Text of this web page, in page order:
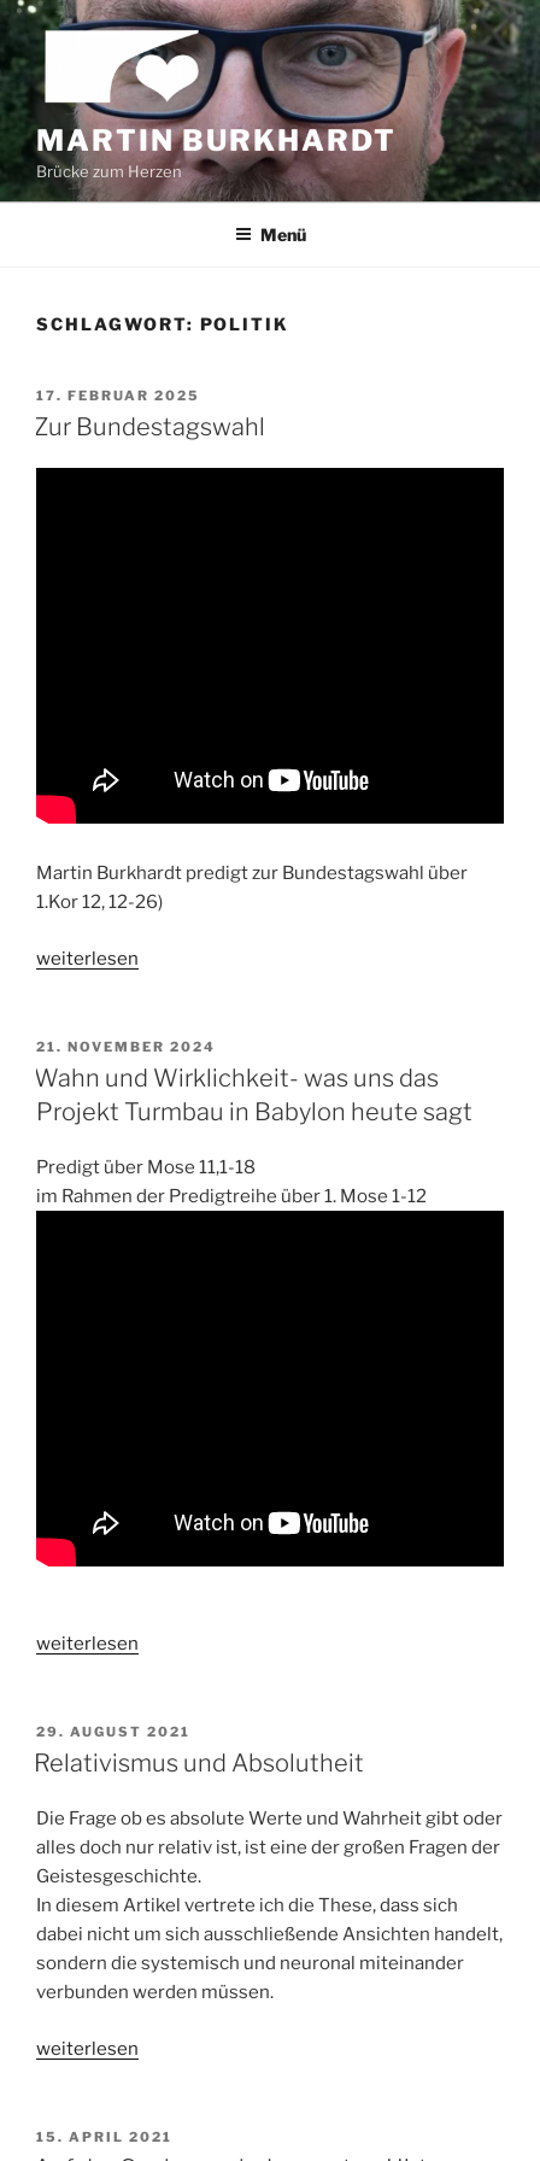
Zum
Inhalt
springen
MARTIN BURKHARDT
Brücke zum Herzen
Menü
SCHLAGWORT: POLITIK
VERÖFFENTLICHT
AM
17. FEBRUAR 2025
Zur Bundestagswahl
Martin Burkhardt predigt zur Bundestagswahl über
1.Kor 12, 12-26)
„Zur
weiterlesen
VERÖFFENTLICHT
AM
21. NOVEMBER 2024
Wahn und Wirklichkeit- was uns das
Projekt Turmbau in Babylon heute sagt
Predigt über Mose 11,1-18
im Rahmen der Predigtreihe über 1. Mose 1-12
„Wahn
was
uns
Projekt
Turmbau
in
Babylon
heute
sagt“
weiterlesen
VERÖFFENTLICHT
AM
29. AUGUST 2021
Relativismus und Absolutheit
Die Frage ob es absolute Werte und Wahrheit gibt oder
alles doch nur relativ ist, ist eine der großen Fragen der
Geistesgeschichte.
In diesem Artikel vertrete ich die These, dass sich
dabei nicht um sich ausschließende Ansichten handelt,
sondern die systemisch und neuronal miteinander
verbunden werden müssen.
„Relativismus
weiterlesen
VERÖFFENTLICHT
15. APRIL 2021